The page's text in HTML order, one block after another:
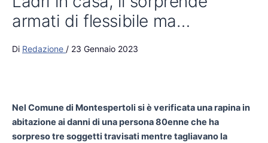
armati di flessibile ma…
Di Redazione / 23 Gennaio 2023
Nel Comune di Montespertoli si è verificata una rapina in
abitazione ai danni di una persona 80enne che ha
sorpreso tre soggetti travisati mentre tagliavano la